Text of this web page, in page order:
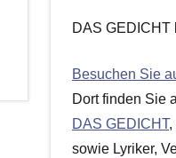
DAS GEDICHT
Besuchen Sie
Dort finden Sie
DAS GEDICHT,
sowie Lyriker,